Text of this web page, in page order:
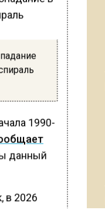
1990-
данный
в 2026